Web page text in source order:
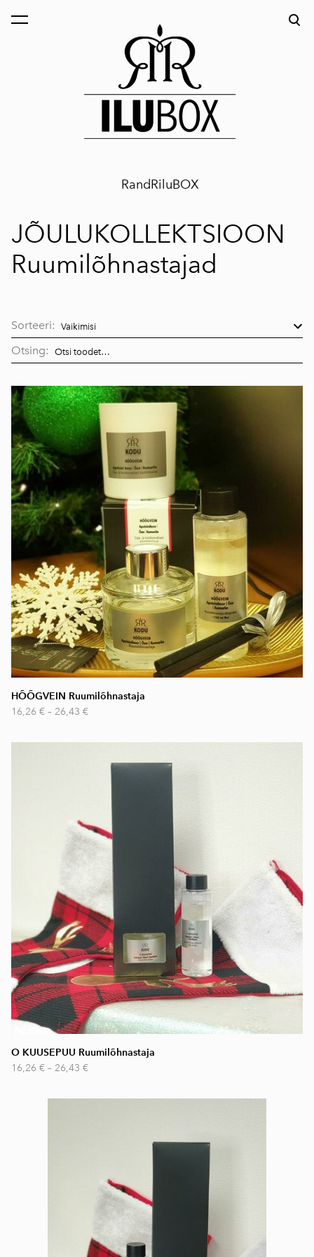
RandRiluBOX
lisati ostukorvi. Vaata ostukorvi
JÕULUKOLLEKTSIOON
Ruumilõhnastajad
Sorteeri:
Otsing:
HÕÕGVEIN Ruumilõhnastaja
16,26 € – 26,43 €
O KUUSEPUU Ruumilõhnastaja
16,26 € – 26,43 €